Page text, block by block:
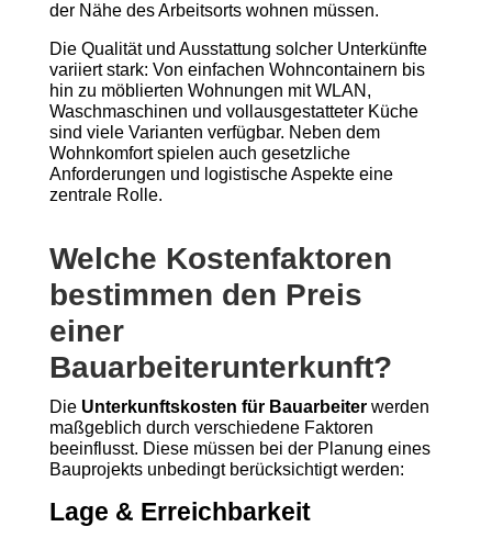
der Nähe des Arbeitsorts wohnen müssen.
Die Qualität und Ausstattung solcher Unterkünfte
variiert stark: Von einfachen Wohncontainern bis
hin zu möblierten Wohnungen mit WLAN,
Waschmaschinen und vollausgestatteter Küche
sind viele Varianten verfügbar. Neben dem
Wohnkomfort spielen auch gesetzliche
Anforderungen und logistische Aspekte eine
zentrale Rolle.
Welche Kostenfaktoren
bestimmen den Preis
einer
Bauarbeiterunterkunft?
Die Unterkunftskosten für Bauarbeiterwerden
maßgeblich durch verschiedene Faktoren
beeinflusst. Diese müssen bei der Planung eines
Bauprojekts unbedingt berücksichtigt werden:
Lage & Erreichbarkeit